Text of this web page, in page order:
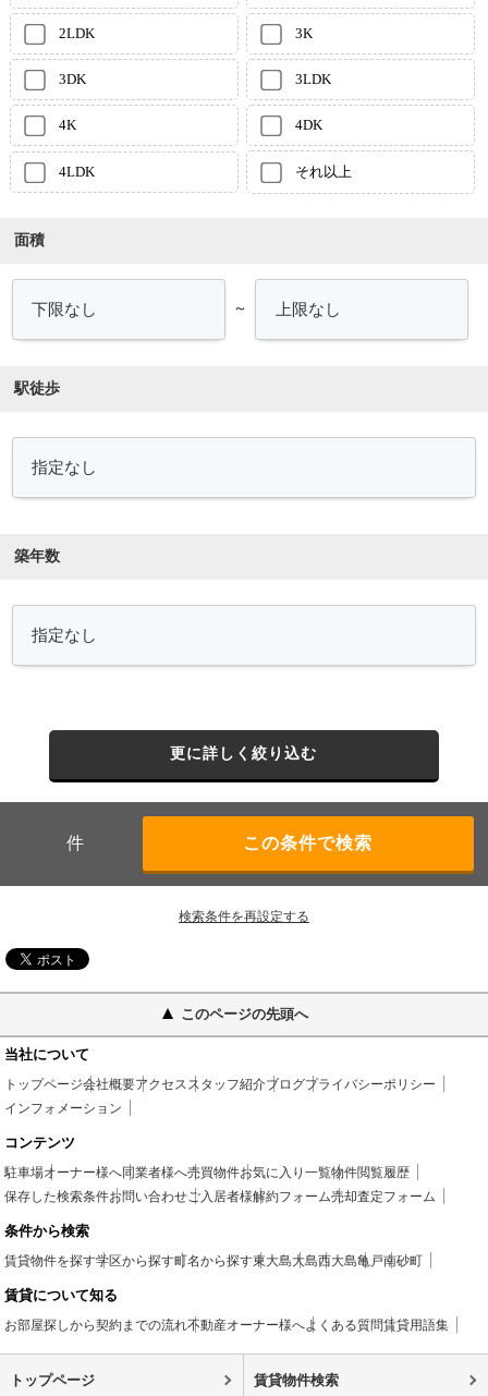
2LDK 3K
3DK 3LDK
4K 4DK
4LDK それ以上
面積
～
駅徒歩
築年数
更に詳しく絞り込む
件
検索条件を再設定する
このページの先頭へ
当社について
トップページ会社概要アクセス スタッフ紹介ブログプライバシーポリシー
インフォメーション
コンテンツ
駐車場オーナー様へ同業者様へ売買物件お気に入り一覧物件閲覧履歴
保存した検索条件お問い合わせご入居者様解約フォーム売却査定フォーム
条件から検索
賃貸物件を探す学区から探す町名から探す東大島大島西大島亀戸南砂町
賃貸について知る
お部屋探しから契約までの流れ不動産オーナー様へよくある質問賃貸用語集
トップページ 賃貸物件検索